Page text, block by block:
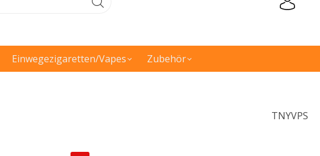
Einwegezigaretten/Vapes Zubehör
TNYVPS